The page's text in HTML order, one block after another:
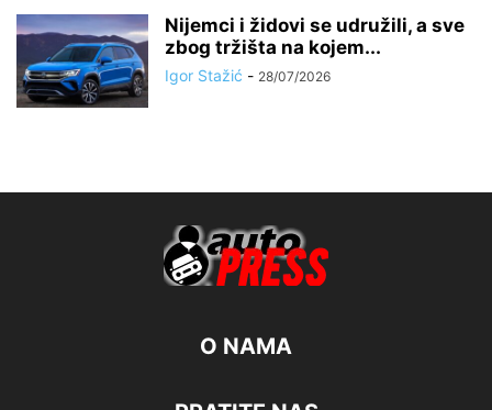
Nijemci i židovi se udružili, a sve
zbog tržišta na kojem...
Igor Stažić - 28/07/2026
O NAMA